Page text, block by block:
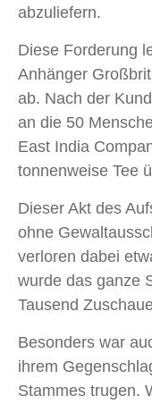
abzuliefern.
Diese Forderung
Anhänger
ab. Nach der
an die 50
East India
tonnenweise Tee
Dieser Akt des
ohne
verloren dabei
wurde das ganze
Tausend
Besonders war
ihrem
Stammes trugen.